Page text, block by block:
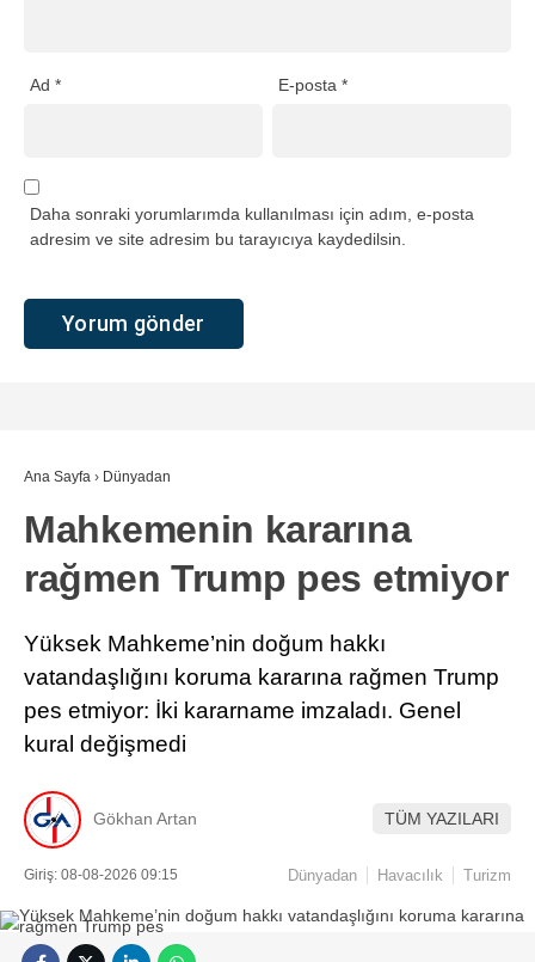
Ad * E-posta*
Daha sonraki yorumlarımda kullanılması için adım, e-posta
adresim ve site adresim bu tarayıcıya kaydedilsin.
Ana Sayfa › Dünyadan
Mahkemenin kararına
rağmen Trump pes etmiyor
Yüksek Mahkeme’nin doğum hakkı
vatandaşlığını koruma kararına rağmen Trump
pes etmiyor: İki kararname imzaladı. Genel
kural değişmedi
Gökhan Artan TÜM YAZILARI
Giriş: 08-08-2026 09:15 Dünyadan Havacılık Turizm